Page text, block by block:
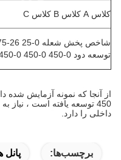
کلاس A کلاس B کلاس C
شاخص پخش شعله 0-25 26-75 76-200
توسعه دود 0-450 0-450 0-450
450 توسعه یافته است ،
داخلی را دارد.
برچسب‌ها: پانل